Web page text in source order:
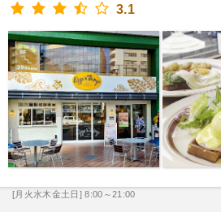
3.1
[月火水木金土日] 8:00～21:00